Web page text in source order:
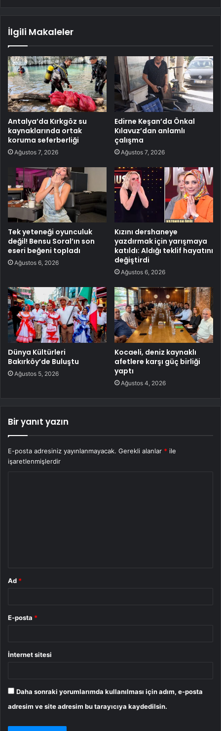
İlgili Makaleler
Antalya’da Kırkgöz su
kaynaklarında ortak
koruma seferberliği
Ağustos 7, 2026
Edirne Keşan’da Önkal
Kılavuz’dan anlamlı
çalışma
Ağustos 7, 2026
Tek yeteneği oyunculuk
değil! Bensu Soral’ın son
eseri beğeni topladı
Ağustos 6, 2026
Kızını dershaneye
yazdırmak için yarışmaya
katıldı: Aldığı teklif hayatını
değiştirdi
Ağustos 6, 2026
Dünya Kültürleri
Bakırköy’de Buluştu
Ağustos 5, 2026
Kocaeli, deniz kaynaklı
afetlere karşı güç birliği
yaptı
Ağustos 4, 2026
Bir yanıt yazın
E-posta adresiniz yayınlanmayacak. Gerekli alanlar * ile
işaretlenmişlerdir
Ad *
E-posta *
İnternet sitesi
Daha sonraki yorumlarımda kullanılması için adım, e-posta
adresim ve site adresim bu tarayıcıya kaydedilsin.